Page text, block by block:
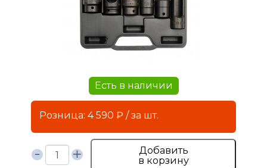
Есть в наличии
Розница: 4 590 ₽ / за шт.
Добавить
в корзину